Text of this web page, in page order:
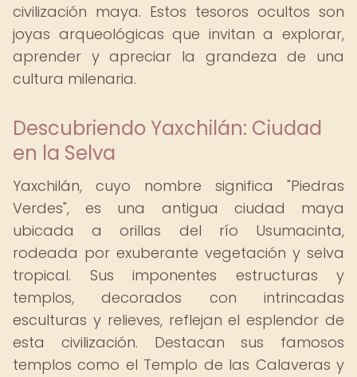
civilización maya. Estos tesoros ocultos son
joyas arqueológicas que invitan a explorar,
aprender y apreciar la grandeza de una
cultura milenaria.
Descubriendo Yaxchilán: Ciudad
en la Selva
Yaxchilán, cuyo nombre significa "Piedras
Verdes", es una antigua ciudad maya
ubicada a orillas del río Usumacinta,
rodeada por exuberante vegetación y selva
tropical. Sus imponentes estructuras y
templos, decorados con intrincadas
esculturas y relieves, reflejan el esplendor de
esta civilización. Destacan sus famosos
templos como el Templo de las Calaveras y